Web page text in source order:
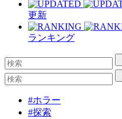
更新
ランキング
#ホラー
#探索